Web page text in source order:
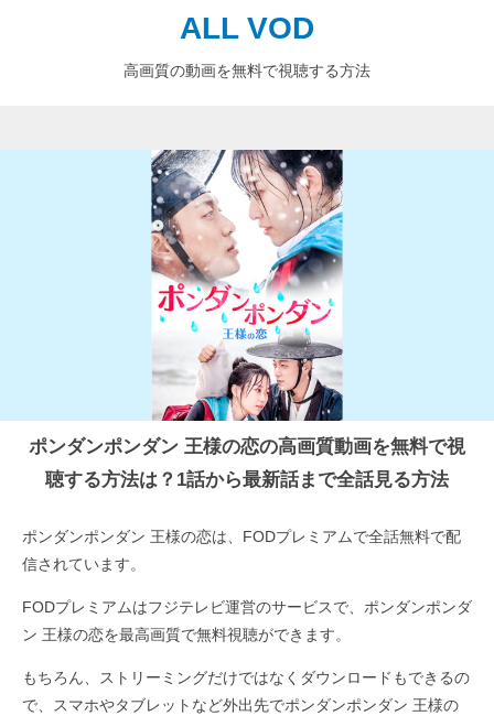
ALL VOD
高画質の動画を無料で視聴する方法
ポンダンポンダン 王様の恋の高画質動画を無料で視
聴する方法は？1話から最新話まで全話見る方法
ポンダンポンダン 王様の恋は、FODプレミアムで全話無料で配
信されています。
FODプレミアムはフジテレビ運営のサービスで、ポンダンポンダ
ン 王様の恋を最高画質で無料視聴ができます。
もちろん、ストリーミングだけではなくダウンロードもできるの
で、スマホやタブレットなど外出先でポンダンポンダン 王様の